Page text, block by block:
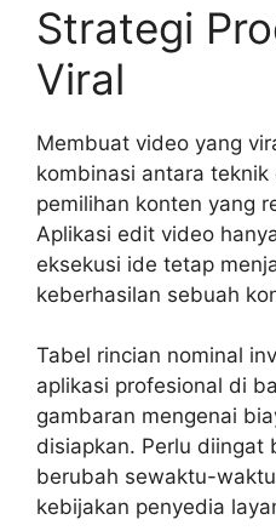
Strategi
Viral
Membuat video yang
kombinasi antara
pemilihan konten yang
Aplikasi edit video
eksekusi ide tetap
keberhasilan sebuah
Tabel rincian nominal
aplikasi profesional di
gambaran mengenai
disiapkan. Perlu diingat
berubah sewaktu-
kebijakan penyedia